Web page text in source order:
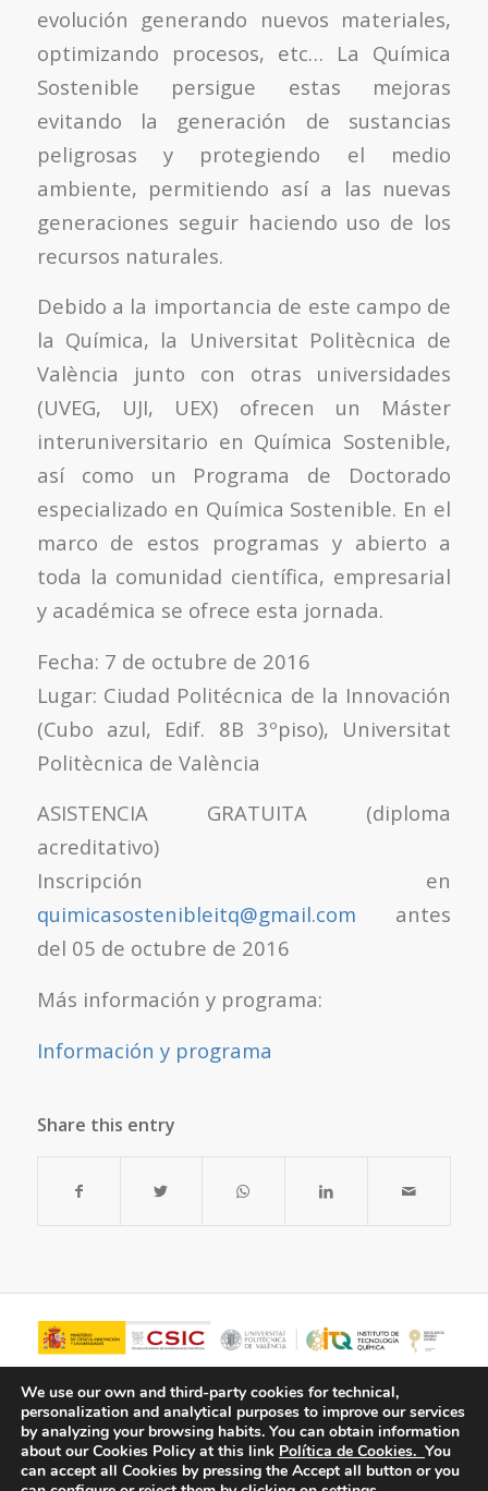
evolución generando nuevos materiales,
optimizando procesos, etc… La Química
Sostenible persigue estas mejoras
evitando la generación de sustancias
peligrosas y protegiendo el medio
ambiente, permitiendo así a las nuevas
generaciones seguir haciendo uso de los
recursos naturales.
Debido a la importancia de este campo de
la Química, la Universitat Politècnica de
València junto con otras universidades
(UVEG, UJI, UEX) ofrecen un Máster
interuniversitario en Química Sostenible,
así como un Programa de Doctorado
especializado en Química Sostenible. En el
marco de estos programas y abierto a
toda la comunidad científica, empresarial
y académica se ofrece esta jornada.
Fecha: 7 de octubre de 2016
Lugar: Ciudad Politécnica de la Innovación
(Cubo azul, Edif. 8B 3ºpiso), Universitat
Politècnica de València
ASISTENCIA GRATUITA (diploma
acreditativo)
Inscripción en
quimicasostenibleitq@gmail.com antes
del 05 de octubre de 2016
Más información y programa:
Información y programa
Share this entry
We use our own and third-party cookies for technical,
personalization and analytical purposes to improve our services
by analyzing your browsing habits. You can obtain information
about our Cookies Policy at this link Política de Cookies. You
can accept all Cookies by pressing the Accept all button or you